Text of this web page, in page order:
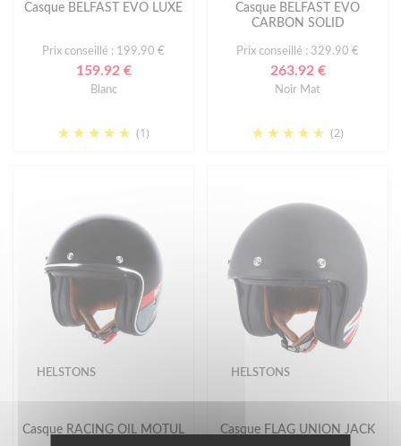
Casque BELFAST EVO LUXE
Prix conseillé : 199.90 €
159.92 €
Blanc
(1)
Casque BELFAST EVO
CARBON SOLID
Prix conseillé : 329.90 €
263.92 €
Noir Mat
(2)
HELSTONS
Casque RACING OIL MOTUL
HELSTONS
Casque FLAG UNION JACK